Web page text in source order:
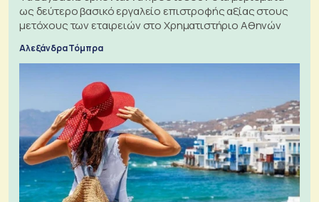
ως δεύτερο βασικό εργαλείο επιστροφής αξίας στους
μετόχους των εταιρειών στο Χρηματιστήριο Αθηνών
Αλεξάνδρα Τόμπρα